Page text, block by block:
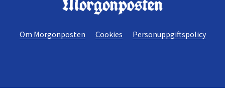
Om Morgonposten Cookies Personuppgiftspolicy